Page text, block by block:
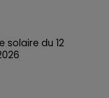
solaire du 12